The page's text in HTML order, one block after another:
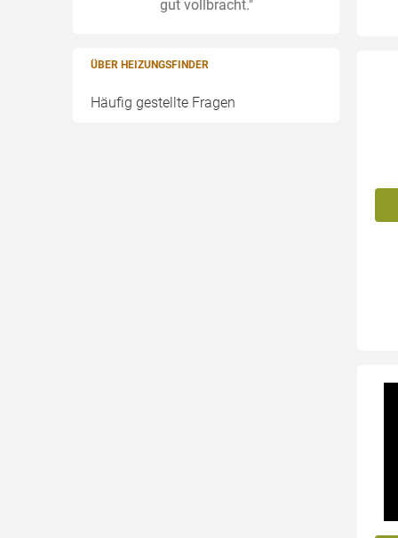
gut vollbracht."
ÜBER HEIZUNGSFINDER
Häufig gestellte Fragen